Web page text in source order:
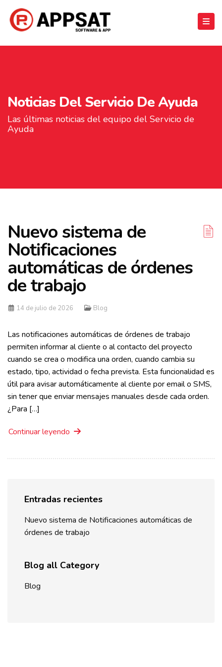
Noticias Del Servicio De Ayuda
Las últimas noticias del equipo del Servicio de
Ayuda
Nuevo sistema de
Notificaciones
automáticas de órdenes
de trabajo
14 de julio de 2026 Blog
Las notificaciones automáticas de órdenes de trabajo
permiten informar al cliente o al contacto del proyecto
cuando se crea o modifica una orden, cuando cambia su
estado, tipo, actividad o fecha prevista. Esta funcionalidad es
útil para avisar automáticamente al cliente por email o SMS,
sin tener que enviar mensajes manuales desde cada orden.
¿Para […]
Continuar leyendo
Entradas recientes
Nuevo sistema de Notificaciones automáticas de
órdenes de trabajo
Blog all Category
Blog